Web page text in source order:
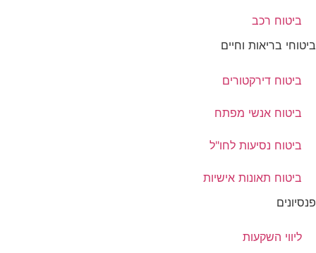
ביטוח רכב
ביטוחי בריאות וחיים
ביטוח דירקטורים
ביטוח אנשי מפתח
ביטוח נסיעות לחו"ל
ביטוח תאונות אישיות
פנסיונים
ליווי השקעות